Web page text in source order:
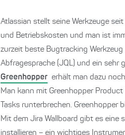
Atlassian stellt seine Werkzeuge
und Betriebskosten und man ist
zurzeit beste Bugtracking
Abfragesprache (JQL) und ein sehr
Greenhopper erhält man dazu
Man kann mit Greenhopper
Tasks runterbrechen.
Mit dem Jira Wallboard gibt es eine
installieren – ein wichtiges